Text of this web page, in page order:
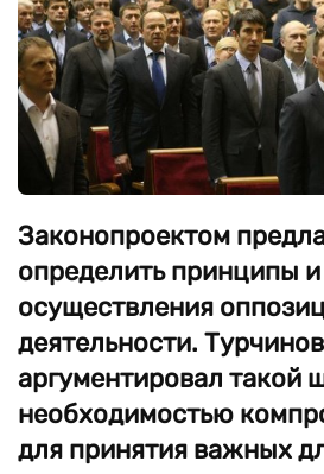
Законопроектом
определить принципы и
осуществления
деятельности. Турчинов
аргументировал такой
необходимостью
для принятия важных